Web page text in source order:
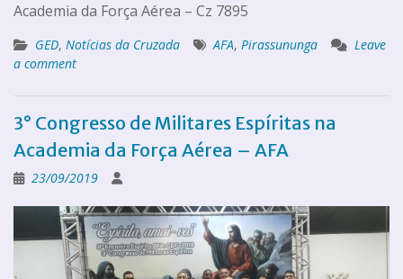
Academia da Força Aérea – Cz 7895
GED, Notícias da Cruzada AFA, Pirassununga
Leave
a comment
3° Congresso de Militares Espíritas na
Academia da Força Aérea – AFA
23/09/2019